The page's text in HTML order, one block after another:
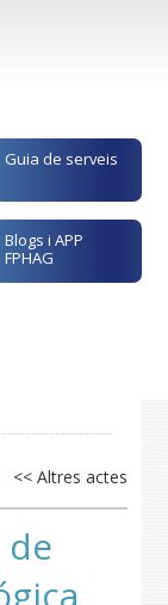
Guia de serveis
Blogs i APP
FPHAG
<< Altres actes
de